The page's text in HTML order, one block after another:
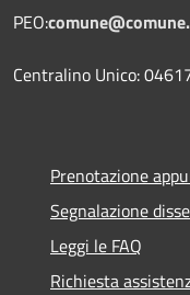
PEO:
Centralino Unico:
Prenotazione
Segnalazione
Leggi le FAQ
Richiesta